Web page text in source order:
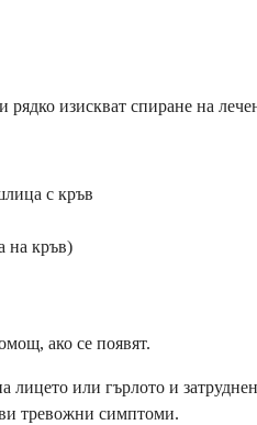
рядко изискват спиране на
с кръв
на кръв)
ако се появят.
или гърлото и
тревожни симптоми.